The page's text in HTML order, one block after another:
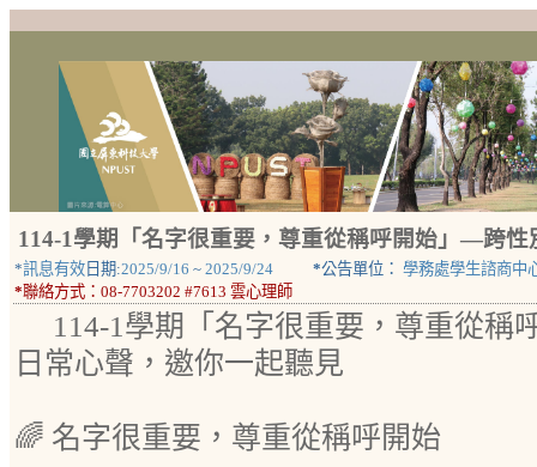
114-1學期「名字很重要，尊重從稱呼開始」—跨
*訊息有效 日期:2025/9/16 ~ 2025/9/24 *公告單位： 學務處學生諮商中
*聯絡方式： 08-7703202 #7613 雲心理師
114-1學期「名字很重要，尊重從
日常心聲，邀你一起聽見
🌈 名字很重要，尊重從稱呼開始